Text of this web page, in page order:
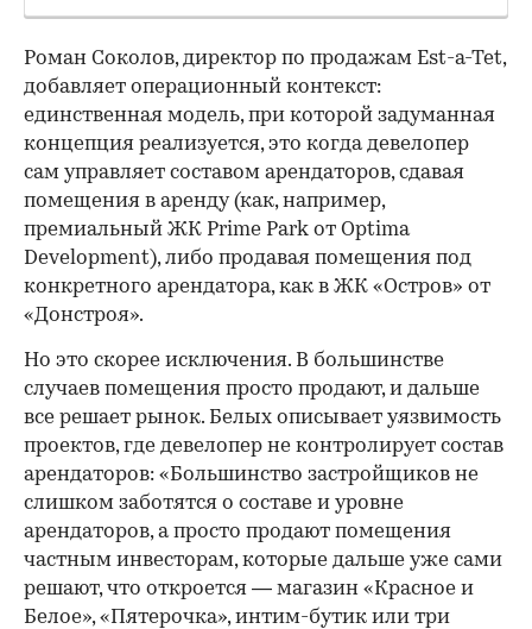
Роман Соколов, директор по продажам Est-a-Tet,
добавляет операционный контекст:
единственная модель, при которой задуманная
концепция реализуется, это когда девелопер
сам управляет составом арендаторов, сдавая
помещения в аренду (как, например,
премиальный ЖК Prime Park от Optima
Development), либо продавая помещения под
конкретного арендатора, как в ЖК «Остров» от
«Донстроя».
Но это скорее исключения. В большинстве
случаев помещения просто продают, и дальше
все решает рынок. Белых описывает уязвимость
проектов, где девелопер не контролирует состав
арендаторов: «Большинство застройщиков не
слишком заботятся о составе и уровне
арендаторов, а просто продают помещения
частным инвесторам, которые дальше уже сами
решают, что откроется — магазин «Красное и
Белое», «Пятерочка», интим-бутик или три